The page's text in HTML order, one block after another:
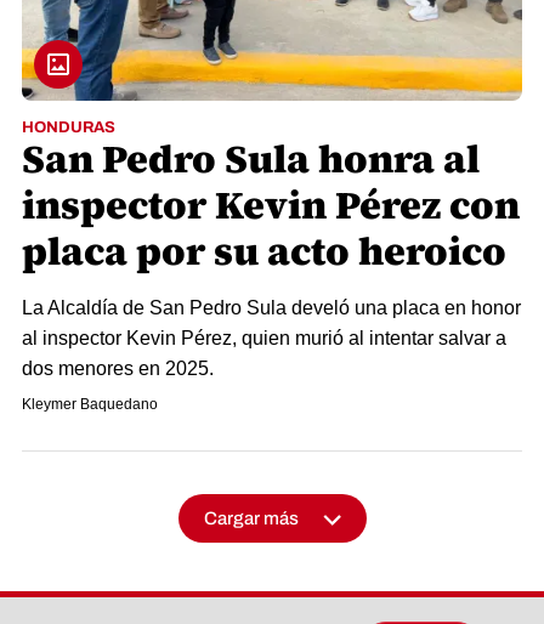
HONDURAS
San Pedro Sula honra al
inspector Kevin Pérez con
placa por su acto heroico
La Alcaldía de San Pedro Sula develó una placa en honor
al inspector Kevin Pérez, quien murió al intentar salvar a
dos menores en 2025.
Kleymer Baquedano
Cargar más